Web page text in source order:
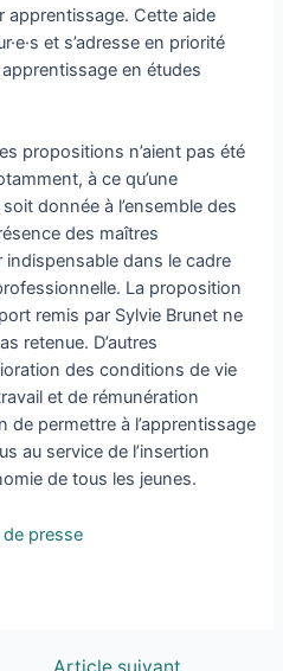
apprentissage. Cette aide
et s’adresse en priorité
en études
propositions n’aient pas été
à ce qu’une
donnée à l’ensemble des
des maîtres
indispensable dans le cadre
La proposition
remis par Sylvie Brunet ne
retenue. D’autres
des conditions de vie
et de rémunération
de permettre à l’apprentissage
au service de l’insertion
de tous les jeunes.
presse
Article suivant